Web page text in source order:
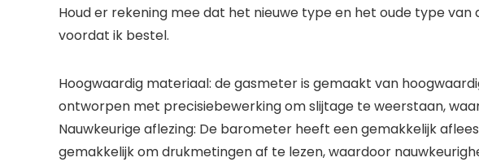
Houd er rekening mee dat het nieuwe type en het oude type
voordat ik bestel.
Hoogwaardig materiaal: de gasmeter is gemaakt van
ontworpen met precisiebewerking om slijtage te weerstaan,
Nauwkeurige aflezing: De barometer heeft een gemakkelijk
gemakkelijk om drukmetingen af ​​te lezen, waardoor